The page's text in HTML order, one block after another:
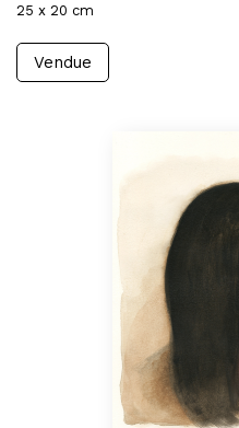
25 x 20 cm
Vendue